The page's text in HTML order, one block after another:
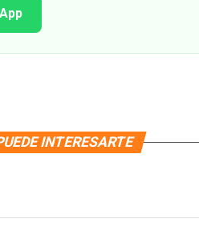
INTERESARTE